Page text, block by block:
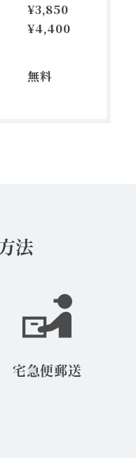
¥3,850
¥4,400
無料
法
宅急便郵送